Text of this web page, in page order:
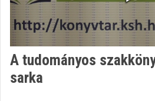
Intézményi kezdőlap
Bejelentkezés
Intézményi felfedezés
A tudományos
sarka